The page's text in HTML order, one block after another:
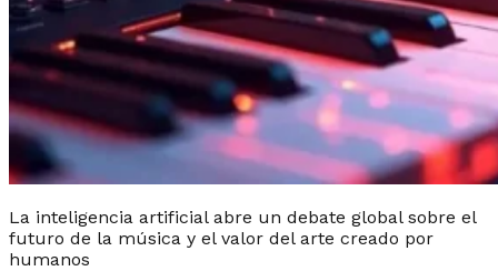
La inteligencia artificial abre un debate global sobre el
futuro de la música y el valor del arte creado por
humanos